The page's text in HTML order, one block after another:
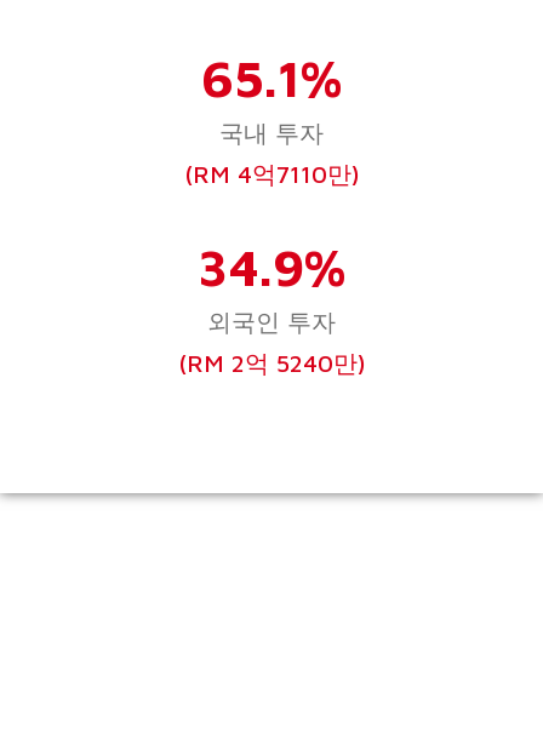
65.1%
국내 투자
(RM 4억7110만)
34.9%
외국인 투자
(RM 2억 5240만)